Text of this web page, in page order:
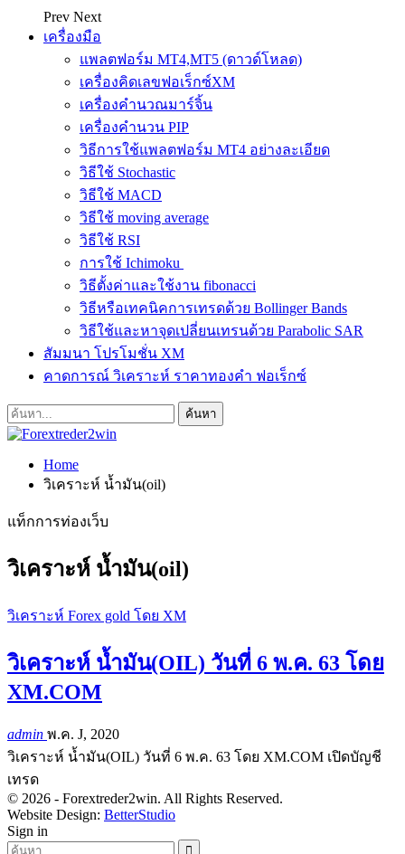
Prev Next
เครื่องมือ
แพลตฟอร์ม MT4,MT5 (ดาวด์โหลด)
เครื่องคิดเลขฟอเร็กซ์XM
เครื่องคำนวณมาร์จิ้น
เครื่องคำนวน PIP
วิธีการใช้แพลตฟอร์ม MT4 อย่างละเอียด
วิธีใช้ Stochastic
วิธีใช้ MACD
วิธีใช้ moving average
วิธีใช้ RSI
การใช้ Ichimoku
วิธีตั้งค่าและใช้งาน fibonacci
วิธีหรือเทคนิคการเทรดด้วย Bollinger Bands
วิธีใช้และหาจุดเปลี่ยนเทรนด้วย Parabolic SAR
สัมมนา โปรโมชั่น XM
คาดการณ์ วิเคราะห์ ราคาทองคำ ฟอเร็กซ์
Home
วิเคราะห์ น้ำมัน(oil)
แท็กการท่องเว็บ
วิเคราะห์ น้ำมัน(oil)
วิเคราะห์ Forex gold โดย XM
วิเคราะห์ น้ำมัน(OIL) วันที่ 6 พ.ค. 63 โดย
XM.COM
admin พ.ค. J, 2020
วิเคราะห์ น้ำมัน(OIL) วันที่ 6 พ.ค. 63 โดย XM.COM เปิดบัญชี
เทรด
© 2026 - Forextreder2win. All Rights Reserved.
Website Design: BetterStudio
Sign in